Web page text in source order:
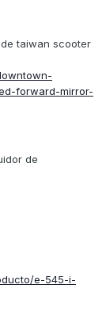
taiwan scooter
forward-mirror-
de
e-545-i-